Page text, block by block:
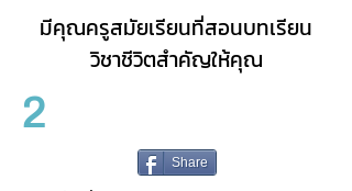
มีคุณครูสมัยเรียนที่สอนบทเรียน
วิชาชีวิตสำคัญให้คุณ
2
Share